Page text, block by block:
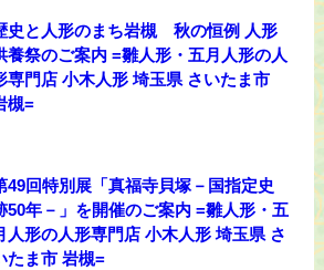
史と人形のまち岩槻 秋の恒例 人形
養祭のご案内 =雛人形・五月人形の人
専門店 小木人形 埼玉県 さいたま市
槻=
49回特別展「真福寺貝塚－国指定史
50年－」を開催のご案内 =雛人形・五
人形の人形専門店 小木人形 埼玉県 さ
たま市 岩槻=